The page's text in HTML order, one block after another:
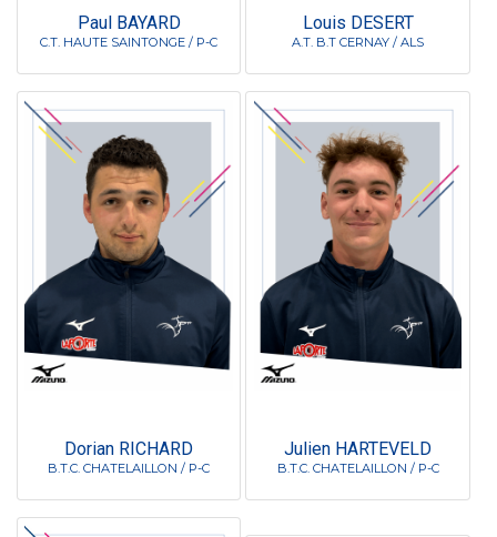
Paul BAYARD
C.T. HAUTE SAINTONGE / P-C
Louis DESERT
A.T. B.T CERNAY / ALS
Dorian RICHARD
B.T.C. CHATELAILLON / P-C
Julien HARTEVELD
B.T.C. CHATELAILLON / P-C